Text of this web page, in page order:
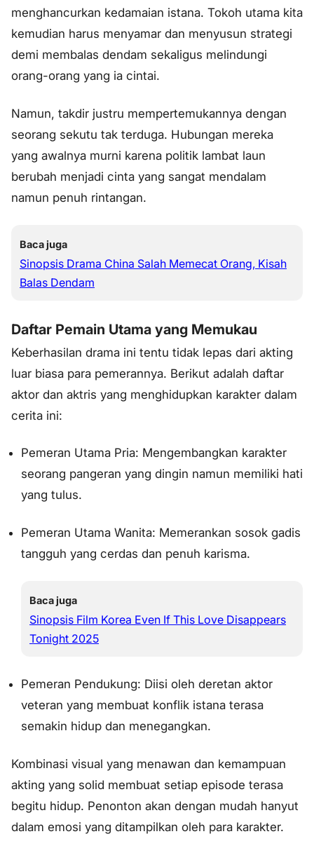
menghancurkan kedamaian istana. Tokoh utama kita
kemudian harus menyamar dan menyusun strategi
demi membalas dendam sekaligus melindungi
orang-orang yang ia cintai.
Namun, takdir justru mempertemukannya dengan
seorang sekutu tak terduga. Hubungan mereka
yang awalnya murni karena politik lambat laun
berubah menjadi cinta yang sangat mendalam
namun penuh rintangan.
Baca juga
Sinopsis Drama China Salah Memecat Orang, Kisah
Balas Dendam
Daftar Pemain Utama yang Memukau
Keberhasilan drama ini tentu tidak lepas dari akting
luar biasa para pemerannya. Berikut adalah daftar
aktor dan aktris yang menghidupkan karakter dalam
cerita ini:
Pemeran Utama Pria: Mengembangkan karakter
seorang pangeran yang dingin namun memiliki hati
yang tulus.
Pemeran Utama Wanita: Memerankan sosok gadis
tangguh yang cerdas dan penuh karisma.
Baca juga
Sinopsis Film Korea Even If This Love Disappears
Tonight 2025
Pemeran Pendukung: Diisi oleh deretan aktor
veteran yang membuat konflik istana terasa
semakin hidup dan menegangkan.
Kombinasi visual yang menawan dan kemampuan
akting yang solid membuat setiap episode terasa
begitu hidup. Penonton akan dengan mudah hanyut
dalam emosi yang ditampilkan oleh para karakter.